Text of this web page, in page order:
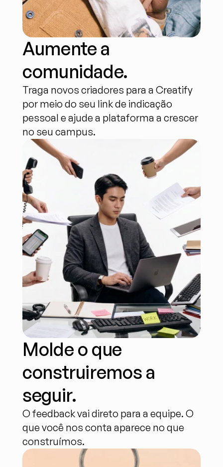
Aumente a
comunidade.
Traga novos criadores para a Creatify
por meio do seu link de indicação
pessoal e ajude a plataforma a crescer
no seu campus.
Molde o que
construiremos a
seguir.
O feedback vai direto para a equipe. O
que você nos conta aparece no que
construímos.